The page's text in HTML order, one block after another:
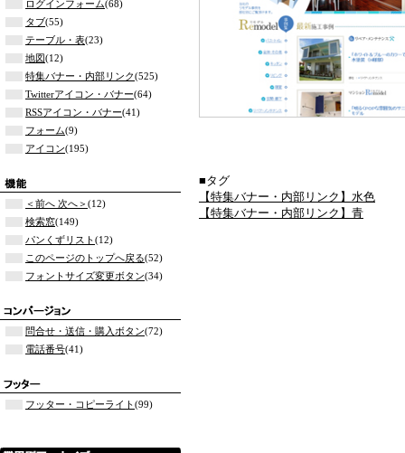
ログインフォーム(68)
タブ(55)
テーブル・表(23)
地図(12)
特集バナー・内部リンク(525)
Twitterアイコン・バナー(64)
RSSアイコン・バナー(41)
フォーム(9)
アイコン(195)
＜前へ 次へ＞ (12)
検索窓(149)
パンくずリスト(12)
このページのトップへ戻る(52)
フォントサイズ変更ボタン(34)
問合せ・送信・購入ボタン(72)
電話番号(41)
フッター・コピーライト(99)
■タグ
【特集バナー・内部リンク】水色
【特集バナー・内部リンク】青